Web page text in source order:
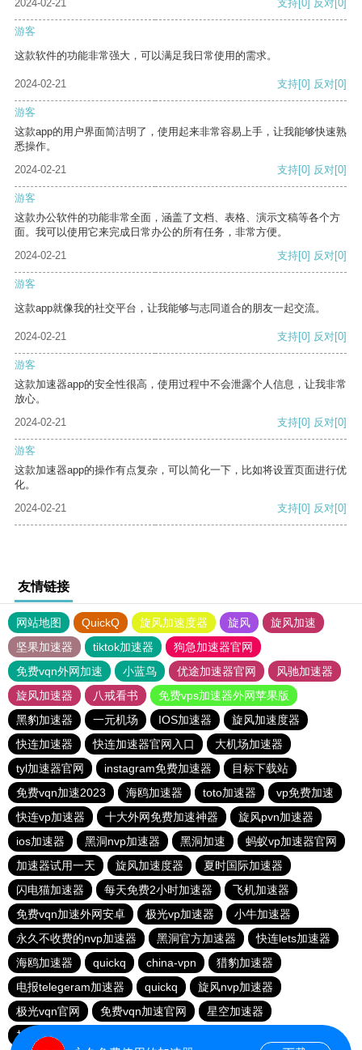
2024-02-21 支持[0] 反对[0]
游客
这款软件的功能非常强大，可以满足我日常使用的需求。
2024-02-21 支持[0] 反对[0]
游客
这款app的用户界面简洁明了，使用起来非常容易上手，让我能够快速熟
悉操作。
2024-02-21
支持[0] 反对[0]
游客
这款办公软件的功能非常全面，涵盖了文档、表格、演示文稿等各个方
面。我可以使用它来完成日常办公的所有任务，非常方便。
2024-02-21
支持[0] 反对[0]
游客
这款app就像我的社交平台，让我能够与志同道合的朋友一起交流。
2024-02-21 支持[0] 反对[0]
游客
这款加速器app的安全性很高，使用过程中不会泄露个人信息，让我非常
放心。
2024-02-21
支持[0] 反对[0]
游客
这款加速器app的操作有点复杂，可以简化一下，比如将设置页面进行优
化。
2024-02-21
支持[0] 反对[0]
友情链接
网站地图 QuickQ 旋风加速度器 旋风
旋风加速
坚果加速器
tiktok加速器
狗急加速器官网
免费vqn外网加速
小蓝鸟 优途加速器官网
风驰加速器
旋风加速器
八戒看书
免费vps加速器外网苹果版
黑豹加速器
一元机场 IOS加速器
旋风加速度器
快连加速器
快连加速器官网入口
大机场加速器
tyl加速器官网
instagram免费加速器
目标下载站
免费vqn加速2023
海鸥加速器 toto加速器
vp免费加速
快连vp加速器
十大外网免费加速神器
旋风pvn加速器
ios加速器
黑洞nvp加速器 黑洞加速
蚂蚁vp加速器官网
加速器试用一天
旋风加速度器
夏时国际加速器
闪电猫加速器
每天免费2小时加速器
飞机加速器
免费vqn加速外网安卓
极光vp加速器
小牛加速器
永久不收费的nvp加速器
黑洞官方加速器
快连lets加速器
海鸥加速器
quickq china-vpn
猎豹加速器
电报telegeram加速器
quickq
旋风nvp加速器
极光vqn官网
免费vqn加速官网
星空加速器
加速器试用两小时